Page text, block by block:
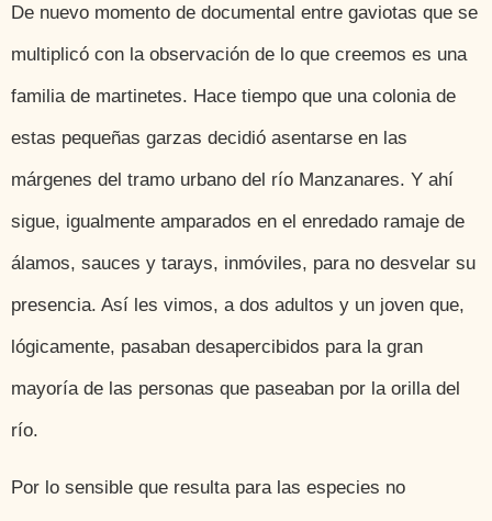
De nuevo momento de documental entre gaviotas que se
multiplicó con la observación de lo que creemos es una
familia de martinetes. Hace tiempo que una colonia de
estas pequeñas garzas decidió asentarse en las
márgenes del tramo urbano del río Manzanares. Y ahí
sigue, igualmente amparados en el enredado ramaje de
álamos, sauces y tarays, inmóviles, para no desvelar su
presencia. Así les vimos, a dos adultos y un joven que,
lógicamente, pasaban desapercibidos para la gran
mayoría de las personas que paseaban por la orilla del
río.
Por lo sensible que resulta para las especies no